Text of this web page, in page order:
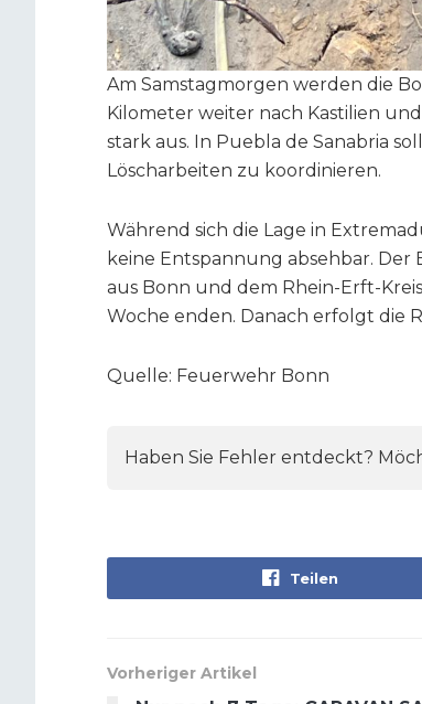
Am Samstagmorgen werden die
Kilometer weiter nach Kastilien
stark aus. In Puebla de Sanabria
Löscharbeiten zu koordinieren.
Während sich die Lage in
keine Entspannung absehbar.
aus Bonn und dem Rhein-Erft-
Woche enden. Danach erfolgt die
Quelle: Feuerwehr Bonn
Haben Sie Fehler entdeckt?
Teilen
Vorheriger Artikel